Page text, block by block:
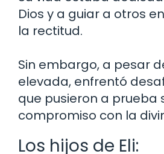
Dios y a guiar a otros
la rectitud.
Sin embargo, a pesar
elevada, enfrentó
que pusieron a prueba
compromiso con la
Los hijos de Eli: